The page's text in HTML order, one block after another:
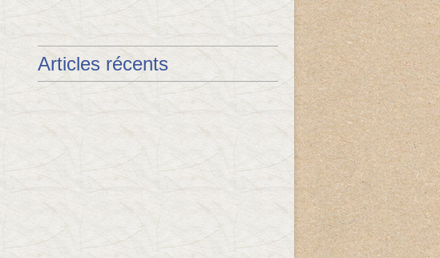
Articles récents